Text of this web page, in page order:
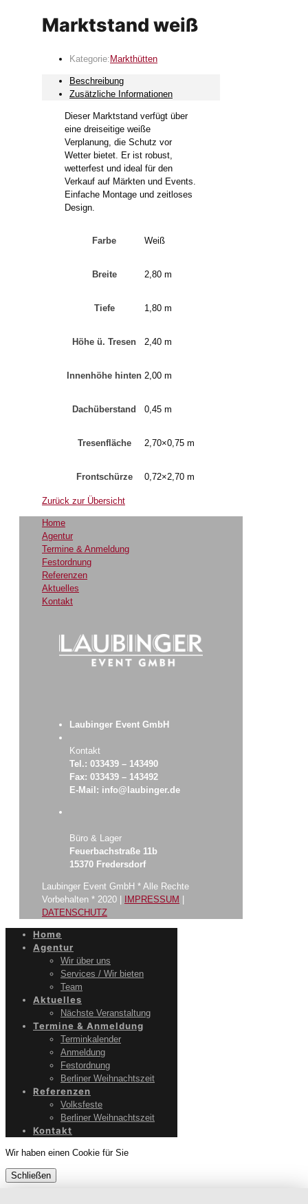
Marktstand weiß
Kategorie: Markthütten
Beschreibung
Zusätzliche Informationen
Dieser Marktstand verfügt über
eine dreiseitige weiße
Verplanung, die Schutz vor
Wetter bietet. Er ist robust,
wetterfest und ideal für den
Verkauf auf Märkten und Events.
Einfache Montage und zeitloses
Design.
Farbe Weiß
Breite 2,80 m
Tiefe 1,80 m
Höhe ü. Tresen 2,40 m
Innenhöhe hinten 2,00 m
Dachüberstand 0,45 m
Tresenfläche 2,70×0,75 m
Frontschürze 0,72×2,70 m
Zurück zur Übersicht
Home
Agentur
Termine & Anmeldung
Festordnung
Referenzen
Aktuelles
Kontakt
Laubinger Event GmbH
Kontakt
Tel.: 033439 – 143490
Fax: 033439 – 143492
E-Mail: info@laubinger.de
Büro & Lager
Feuerbachstraße 11b
15370 Fredersdorf
Laubinger Event GmbH * Alle Rechte
Vorbehalten * 2020 |
IMPRESSUM
DATENSCHUTZ
Home
Agentur
Wir über uns
Services / Wir bieten
Team
Aktuelles
Nächste Veranstaltung
Termine & Anmeldung
Terminkalender
Anmeldung
Festordnung
Berliner Weihnachtszeit
Referenzen
Volksfeste
Berliner Weihnachtszeit
Kontakt
Wir haben einen Cookie für Sie
Schließen